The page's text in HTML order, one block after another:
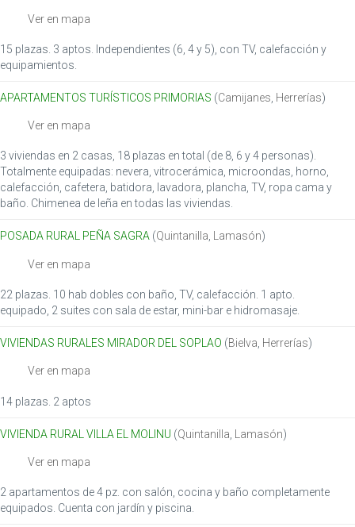
Ver en mapa
15 plazas. 3 aptos. Independientes (6, 4 y 5), con TV, calefacción y
equipamientos.
APARTAMENTOS TURÍSTICOS PRIMORIAS (Camijanes Herrerías)
Ver en mapa
3 viviendas en 2 casas, 18 plazas en total (de 8, 6 y 4 personas).
Totalmente equipadas: nevera, vitrocerámica, microondas, horno,
calefacción, cafetera, batidora, lavadora, plancha, TV, ropa cama y
baño. Chimenea de leña en todas las viviendas.
POSADA RURAL PEÑA SAGRA (Quintanilla, Lamasón)
Ver en mapa
22 plazas. 10 hab dobles con baño, TV, calefacción. 1 apto.
equipado, 2 suites con sala de estar, mini-bar e hidromasaje.
VIVIENDAS RURALES MIRADOR DEL SOPLAO (Bielva Herrerías)
Ver en mapa
14 plazas. 2 aptos
VIVIENDA RURAL VILLA EL MOLINU (Quintanilla Lamasón)
Ver en mapa
2 apartamentos de 4 pz. con salón, cocina y baño completamente
equipados. Cuenta con jardín y piscina.